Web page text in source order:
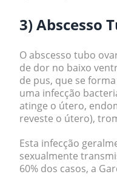
3) Abscesso
O abscesso tubo
de dor no baixo
de pus, que se
uma infecção
atinge o útero,
reveste o útero),
Esta infecção
sexualmente
60% dos casos, a